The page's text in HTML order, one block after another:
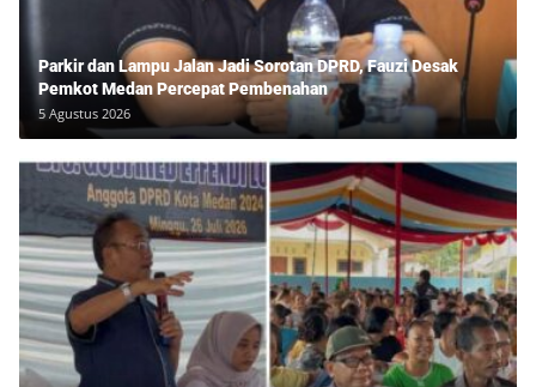
Parkir dan Lampu Jalan Jadi Sorotan DPRD, Fauzi Desak
Pemkot Medan Percepat Pembenahan
5 Agustus 2026